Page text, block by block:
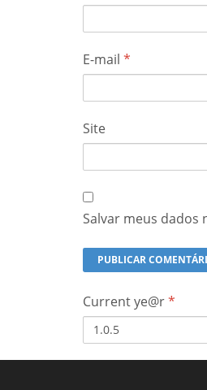
E-mail *
Site
Salvar meus dados
Current ye@r*